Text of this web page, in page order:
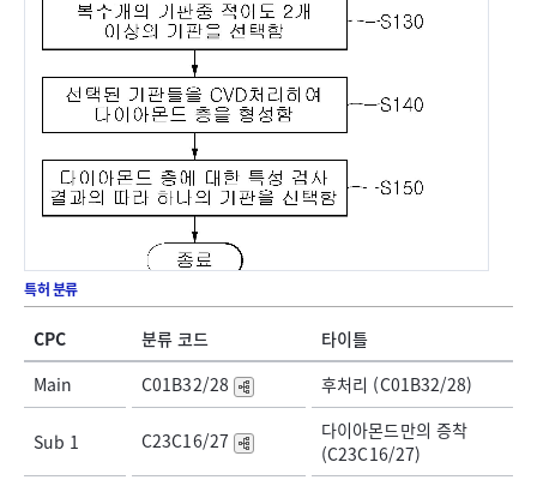
특허 분류
CPC 분류 코드
타이틀
Main
C01B32/28 후처리 (C01B32/28)
Sub 1 C23C16/27
다이아몬드만의 증착
(C23C16/27)